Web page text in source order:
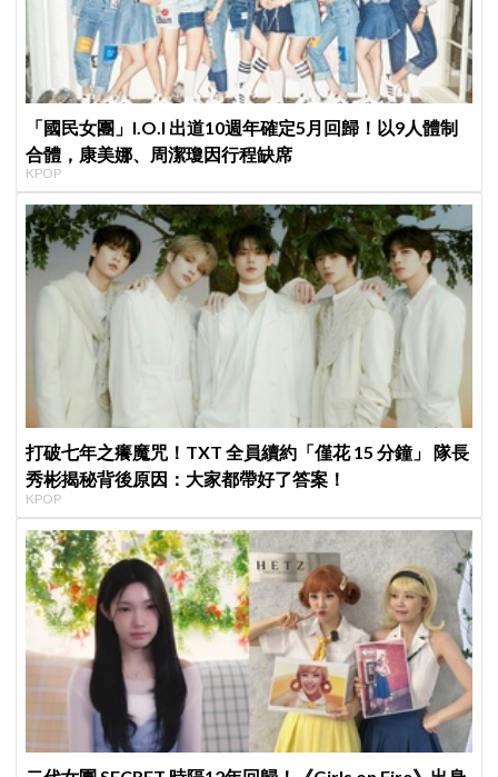
「國民女團」I.O.I 出道10週年確定5月回歸！以9人體制
合體，康美娜、周潔瓊因行程缺席
KPOP
打破七年之癢魔咒！TXT 全員續約「僅花 15 分鐘」 隊長
秀彬揭秘背後原因：大家都帶好了答案！
KPOP